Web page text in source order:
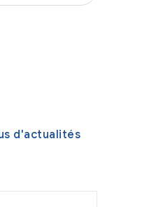
d'actualités